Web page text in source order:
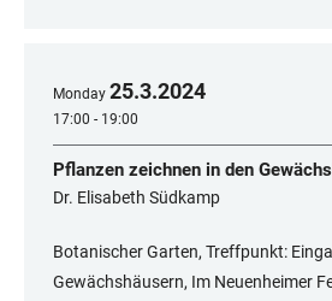
Monday 25.3.2024
17:00 - 19:00
Pflanzen zeichnen in den
Dr. Elisabeth Südkamp
Botanischer Garten, Treffpunkt:
Gewächshäusern, Im Neuenheimer